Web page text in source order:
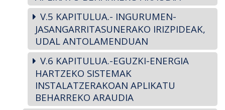
V.5 KAPITULUA.- INGURUMEN-
JASANGARRITASUNERAKO IRIZPIDEAK,
UDAL ANTOLAMENDUAN
V.6 KAPITULUA.-EGUZKI-ENERGIA
HARTZEKO SISTEMAK
INSTALATZERAKOAN APLIKATU
BEHARREKO ARAUDIA